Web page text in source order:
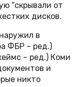
“скрывали от
дисков.
в
ФБР – ред.)
– ред.) Коми
и
никто